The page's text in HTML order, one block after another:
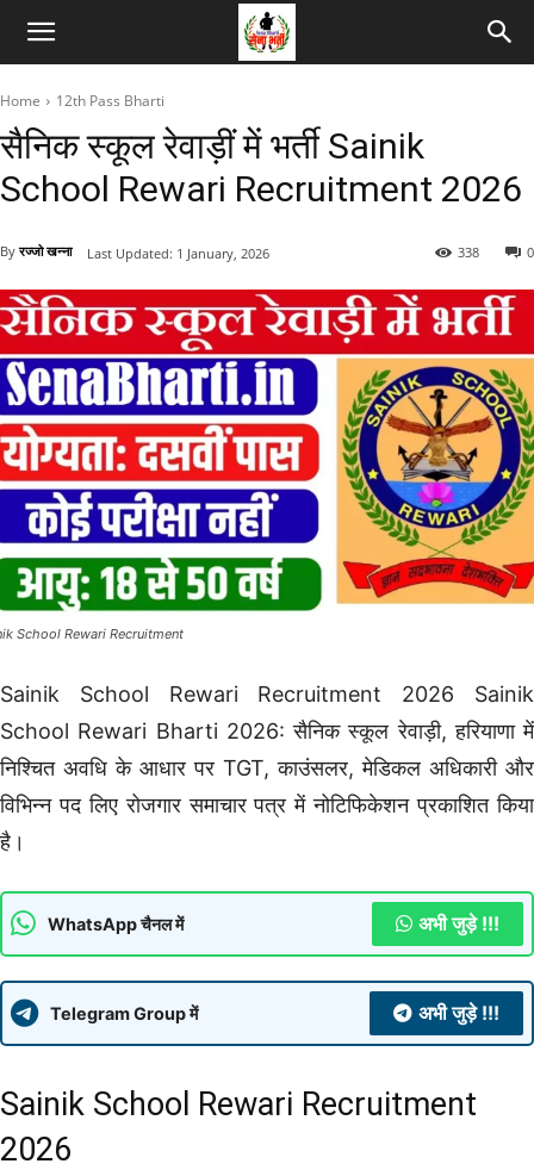
Home 12th Pass Bharti
सैनिक स्कूल रेवाड़ीं में भर्ती Sainik
School Rewari Recruitment 2026
By रज्जो खन्ना 0
338
Last Updated: 1 January, 2026
School Rewari Recruitment
Sainik School Rewari Recruitment 2026 Sainik
School Rewari Bharti 2026: सैनिक स्कूल रेवाड़ी, हरियाणा में
निश्चित अवधि के आधार पर TGT, काउंसलर, मेडिकल अधिकारी और
विभिन्न पद लिए रोजगार समाचार पत्र में नोटिफिकेशन प्रकाशित किया
है।
WhatsApp चैनल में अभी जुड़े !!!
Telegram Group में अभी जुड़े !!!
Sainik School Rewari Recruitment
2026